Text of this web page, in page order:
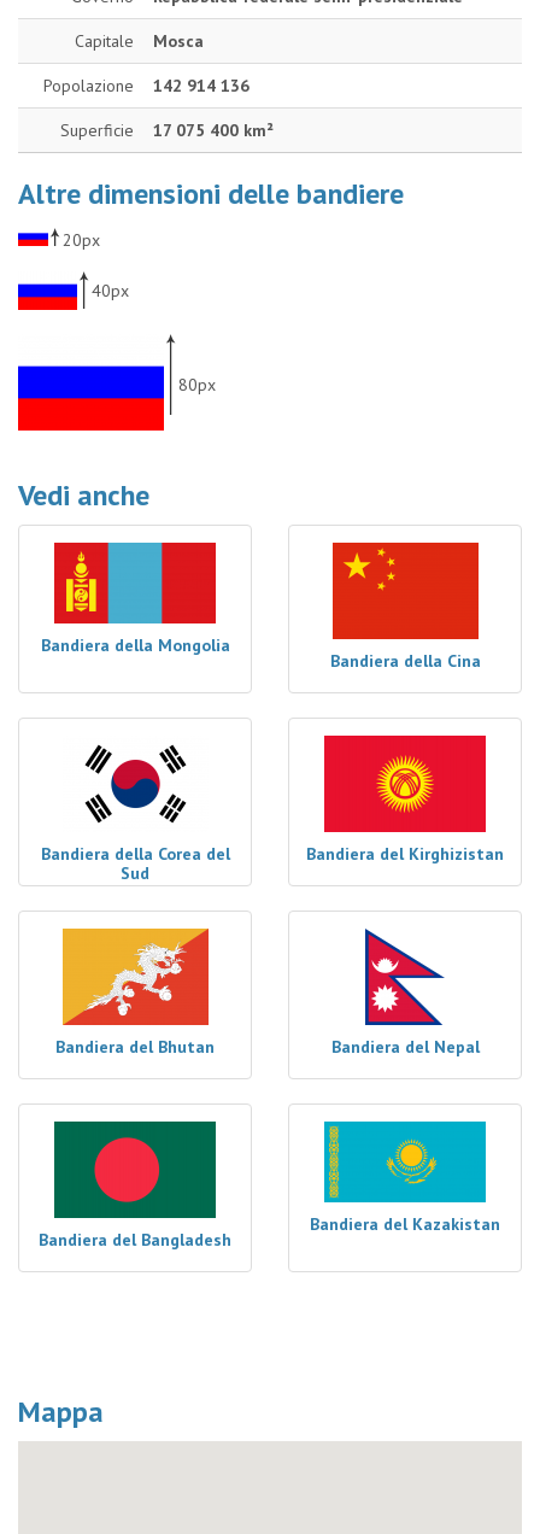
Capitale Mosca
Popolazione 142 914 136
Superficie 17 075 400 km²
Altre dimensioni delle bandiere
20px
40px
80px
Vedi anche
Bandiera della Mongolia
Bandiera della Cina
Bandiera della Corea del
Sud
Bandiera del Kirghizistan
Bandiera del Bhutan Bandiera del Nepal
Bandiera del Bangladesh
Bandiera del Kazakistan
Mappa